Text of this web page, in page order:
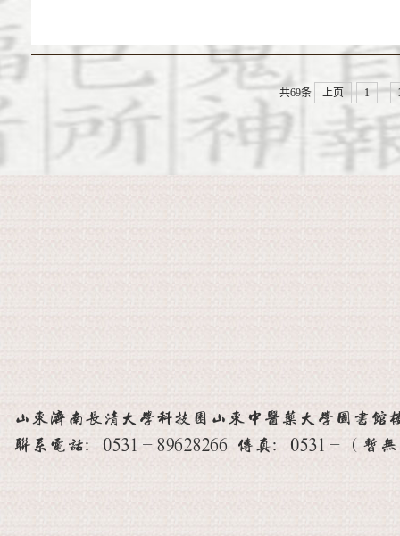
共69条 上页 1 ...
山东济南长清大学科技园山东中医药大学图书馆
联系电话：0531-89628266 传真：0531-（暂无